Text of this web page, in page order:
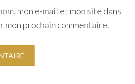
mon e-mail et mon site dans
mon prochain commentaire.